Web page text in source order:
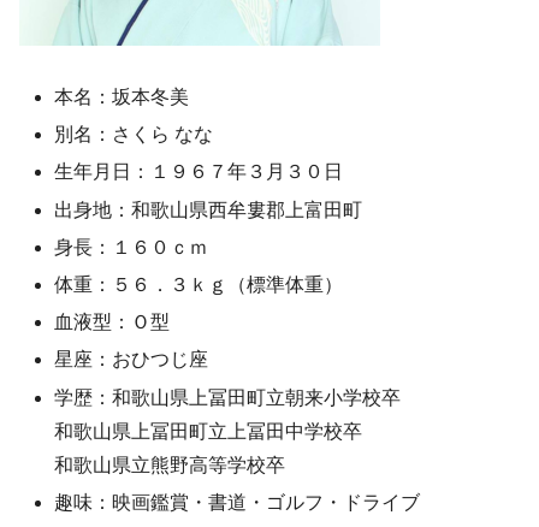
本名：坂本冬美
別名：さくら なな
生年月日：１９６７年３月３０日
出身地：和歌山県西牟婁郡上富田町
身長：１６０ｃｍ
体重：５６．３ｋｇ（標準体重）
血液型：Ｏ型
星座：おひつじ座
学歴：和歌山県上冨田町立朝来小学校卒
和歌山県上冨田町立上冨田中学校卒
和歌山県立熊野高等学校卒
趣味：映画鑑賞・書道・ゴルフ・ドライブ